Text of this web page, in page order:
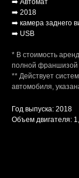
➡️ Автомат
➡️ 2018
➡️ камера заднего
➡️ USB
* В стоимость
полной франшизой
** Действует
автомобиля,
Год выпуска: 2018
Объем двигателя: